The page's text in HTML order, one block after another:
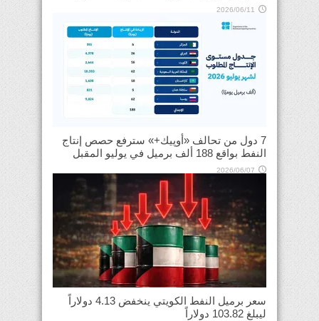
2026/06/11
7 دول من تحالف «أوپيك+» سترفع حصص إنتاج
النفط بواقع 188 ألف برميل في يوليو المقبل
2026/06/07
سعر برميل النفط الكويتي ينخفض 4.13 دولاراً
ليبلغ 103.82 دولاراً